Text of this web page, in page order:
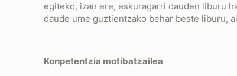
egiteko, izan ere, eskuragarri dauden liburu
daude ume guztientzako behar beste liburu,
Konpetentzia motibatzailea